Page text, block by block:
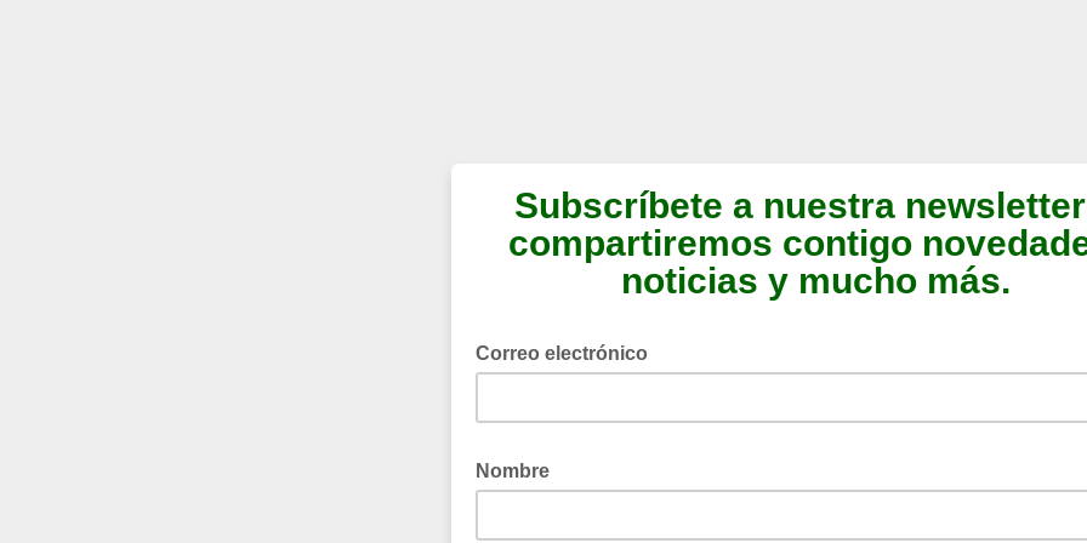
Subscríbete a nuestra
compartiremos contigo
noticias y mucho más.
Correo electrónico
Nombre